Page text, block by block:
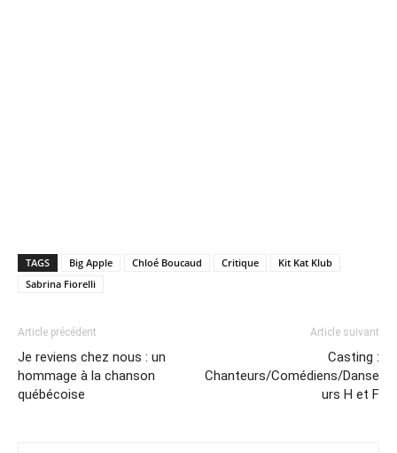
TAGS Big Apple Chloé Boucaud Critique
Kit Kat Klub
Sabrina Fiorelli
Article précédent
Je reviens chez nous : un
hommage à la chanson
québécoise
Article suivant
Casting :
Chanteurs/Comédiens/Danse
urs H et F